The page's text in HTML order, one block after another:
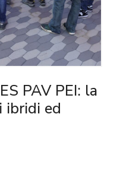
PAV PEI: la
ibridi ed